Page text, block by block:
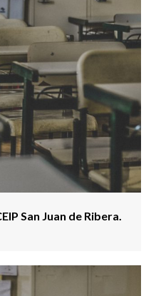
San Juan de Ribera.